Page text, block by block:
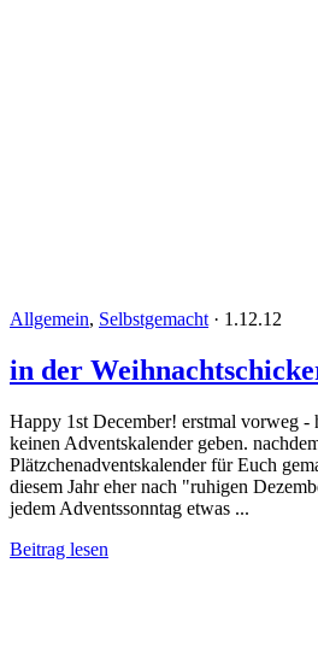
Allgemein, Selbstgemacht · 1.12.12
in der
Happy 1st December! erstmal vorweg -
keinen Adventskalender geben.
Plätzchenadventskalender für Euch
diesem Jahr eher nach "ruhigen
jedem Adventssonntag etwas ...
Beitrag lesen